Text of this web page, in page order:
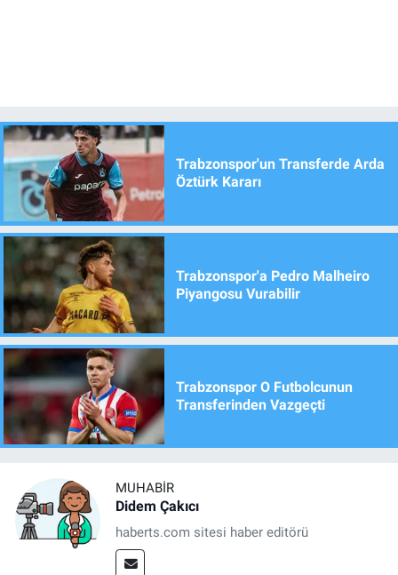
Trabzonspor'un Transferde Arda
Öztürk Kararı
Trabzonspor'a Pedro Malheiro
Piyangosu Vurabilir
Trabzonspor O Futbolcunun
Transferinden Vazgeçti
MUHABIR
Didem Çakıcı
haberts.com sitesi haber editörü